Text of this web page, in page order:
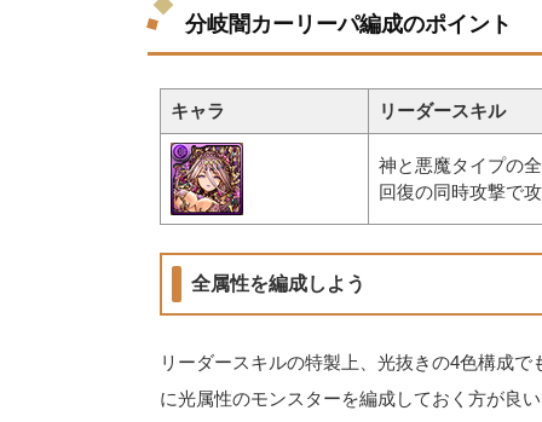
分岐闇カーリーパ編成のポイント
キャラ リーダースキル
神と悪魔タイプの
回復の同時攻撃で攻
全属性を編成しよう
リーダースキルの特製上、光抜きの4色構成で
に光属性のモンスターを編成しておく方が良